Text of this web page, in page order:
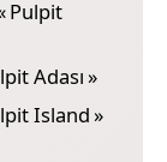
Pulpit
Adası»
Island»